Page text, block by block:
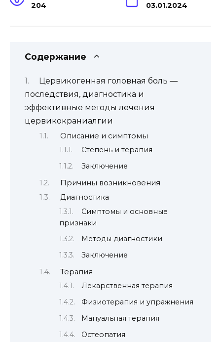
204 03.01.2024
Содержание
Цервикогенная головная боль —
последствия, диагностика и
эффективные методы лечения
цервикокраниалгии
Описание и симптомы
Степень и терапия
Заключение
Причины возникновения
Диагностика
Симптомы и основные
признаки
Методы диагностики
Заключение
Терапия
Лекарственная терапия
Физиотерапия и упражнения
Мануальная терапия
Остеопатия